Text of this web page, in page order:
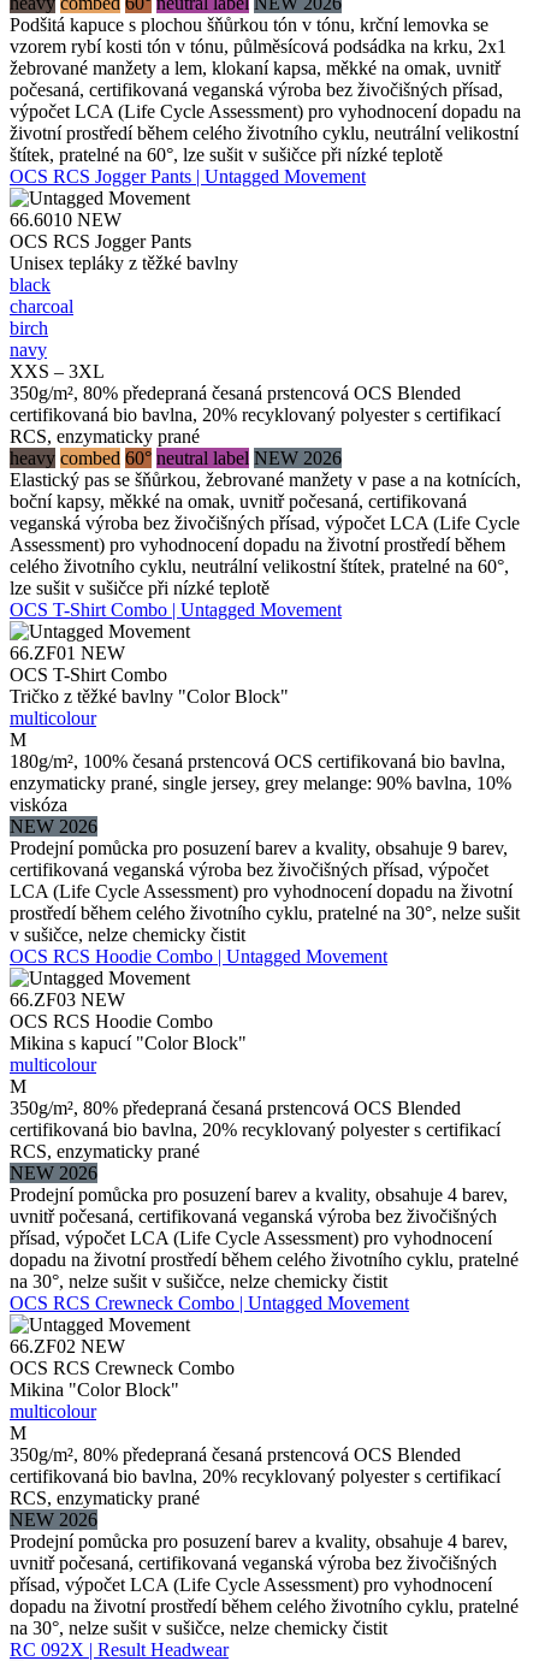
Podšitá kapuce s plochou šňůrkou tón v tónu, krční lemovka se
vzorem rybí kosti tón v tónu, půlměsícová podsádka na krku, 2x1
žebrované manžety a lem, klokaní kapsa, měkké na omak, uvnitř
počesaná, certifikovaná veganská výroba bez živočišných přísad,
výpočet LCA (Life Cycle Assessment) pro vyhodnocení dopadu na
životní prostředí během celého životního cyklu, neutrální velikostní
štítek, pratelné na 60°, lze sušit v sušičce při nízké teplotě
OCS RCS Jogger Pants | Untagged Movement
66.6010 NEW
OCS RCS Jogger Pants
Unisex tepláky z těžké bavlny
black
charcoal
birch
navy
XXS – 3XL
350g/m², 80% předepraná česaná prstencová OCS Blended
certifikovaná bio bavlna, 20% recyklovaný polyester s certifikací
RCS, enzymaticky prané
heavy combed 60° neutral label NEW 2026
Elastický pas se šňůrkou, žebrované manžety v pase a na kotnících,
boční kapsy, měkké na omak, uvnitř počesaná, certifikovaná
veganská výroba bez živočišných přísad, výpočet LCA (Life Cycle
Assessment) pro vyhodnocení dopadu na životní prostředí během
celého životního cyklu, neutrální velikostní štítek, pratelné na 60°,
lze sušit v sušičce při nízké teplotě
OCS T-Shirt Combo | Untagged Movement
66.ZF01 NEW
OCS T-Shirt Combo
Tričko z těžké bavlny "Color Block"
multicolour
M
180g/m², 100% česaná prstencová OCS certifikovaná bio bavlna,
enzymaticky prané, single jersey, grey melange: 90% bavlna, 10%
viskóza
NEW 2026
Prodejní pomůcka pro posuzení barev a kvality, obsahuje 9 barev,
certifikovaná veganská výroba bez živočišných přísad, výpočet
LCA (Life Cycle Assessment) pro vyhodnocení dopadu na životní
prostředí během celého životního cyklu, pratelné na 30°, nelze sušit
v sušičce, nelze chemicky čistit
OCS RCS Hoodie Combo | Untagged Movement
66.ZF03 NEW
OCS RCS Hoodie Combo
Mikina s kapucí "Color Block"
multicolour
M
350g/m², 80% předepraná česaná prstencová OCS Blended
certifikovaná bio bavlna, 20% recyklovaný polyester s certifikací
RCS, enzymaticky prané
NEW 2026
Prodejní pomůcka pro posuzení barev a kvality, obsahuje 4 barev,
uvnitř počesaná, certifikovaná veganská výroba bez živočišných
přísad, výpočet LCA (Life Cycle Assessment) pro vyhodnocení
dopadu na životní prostředí během celého životního cyklu, pratelné
na 30°, nelze sušit v sušičce, nelze chemicky čistit
OCS RCS Crewneck Combo | Untagged Movement
66.ZF02 NEW
OCS RCS Crewneck Combo
Mikina "Color Block"
multicolour
M
350g/m², 80% předepraná česaná prstencová OCS Blended
certifikovaná bio bavlna, 20% recyklovaný polyester s certifikací
RCS, enzymaticky prané
NEW 2026
Prodejní pomůcka pro posuzení barev a kvality, obsahuje 4 barev,
uvnitř počesaná, certifikovaná veganská výroba bez živočišných
přísad, výpočet LCA (Life Cycle Assessment) pro vyhodnocení
dopadu na životní prostředí během celého životního cyklu, pratelné
na 30°, nelze sušit v sušičce, nelze chemicky čistit
RC 092X | Result Headwear